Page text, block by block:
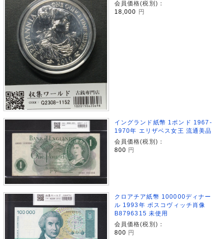
会員価格(税別)：
18,000
円
イングランド紙幣 1ポンド 1967-
1970年 エリザベス女王 流通美品
会員価格(税別)：
800 円
クロアチア紙幣 100000ディナー
ル 1993年 ボスコヴィッチ肖像
B8796315 未使用
会員価格(税別)：
800 円